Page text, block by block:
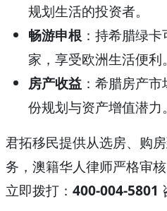
规划生活的投资者。
畅游申根 ：持希腊绿
家，享受欧洲生活便利。
房产收益 ：希腊房产
份规划与资产增值潜力。
君拓移民提供从选房、购
务，澳籍华人律师严格审
立即拨打： 400-004-5801